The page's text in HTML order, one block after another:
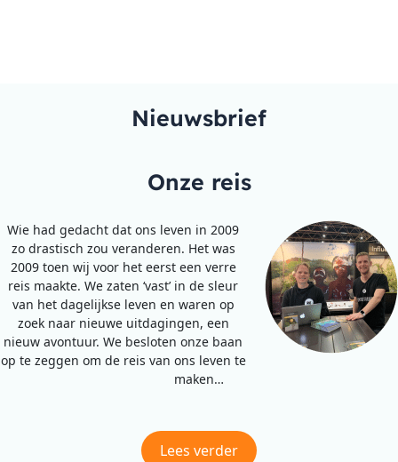
Nieuwsbrief
Onze reis
Wie had gedacht dat ons leven in 2009
zo drastisch zou veranderen. Het was
2009 toen wij voor het eerst een verre
reis maakte. We zaten ‘vast’ in de sleur
van het dagelijkse leven en waren op
zoek naar nieuwe uitdagingen, een
nieuw avontuur. We besloten onze baan
op te zeggen om de reis van ons leven te
maken…
Lees verder